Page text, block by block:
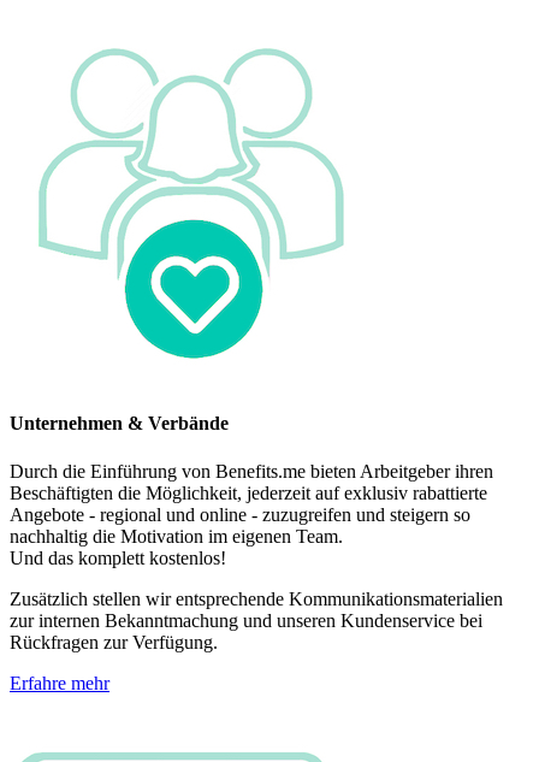
Unternehmen & Verbände
Durch die Einführung von Benefits.me bieten Arbeitgeber ihren
Beschäftigten die Möglichkeit, jederzeit auf exklusiv rabattierte
Angebote - regional und online - zuzugreifen und steigern so
nachhaltig die Motivation im eigenen Team.
Und das komplett kostenlos!
Zusätzlich stellen wir entsprechende Kommunikationsmaterialien
zur internen Bekanntmachung und unseren Kundenservice bei
Rückfragen zur Verfügung.
Erfahre mehr